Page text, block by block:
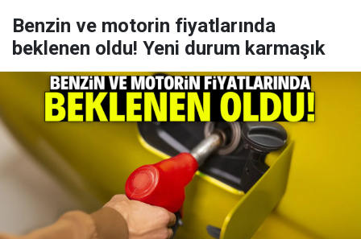
Benzin ve motorin fiyatlarında
beklenen oldu! Yeni durum karmaşık